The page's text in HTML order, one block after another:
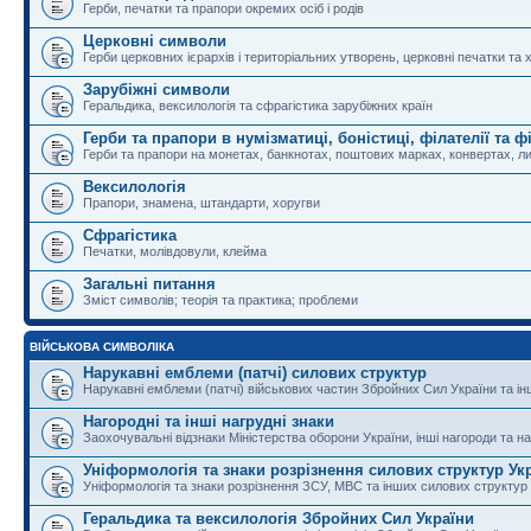
Герби, печатки та прапори окремих осіб і родів
Церковні символи
Герби церковних ієрархів і територіальних утворень, церковні печатки та
Зарубіжні символи
Геральдика, вексилологія та сфрагістика зарубіжних країн
Герби та прапори в нумізматиці, боністиці, філателії та
Герби та прапори на монетах, банкнотах, поштових марках, конвертах,
Вексилологія
Прапори, знамена, штандарти, хоругви
Сфрагістика
Печатки, молівдовули, клейма
Загальні питання
Зміст символів; теорія та практика; проблеми
ВІЙСЬКОВА СИМВОЛІКА
Нарукавні емблеми (патчі) силових структур
Нарукавні емблеми (патчі) військових частин Збройних Сил України та
Нагородні та інші нагрудні знаки
Заохочувальні відзнаки Міністерства оборони України, інші нагороди та
Уніформологія та знаки розрізнення силових структур
Уніформологія та знаки розрізнення ЗСУ, МВС та інших силових структур
Геральдика та вексилологія Збройних Сил України